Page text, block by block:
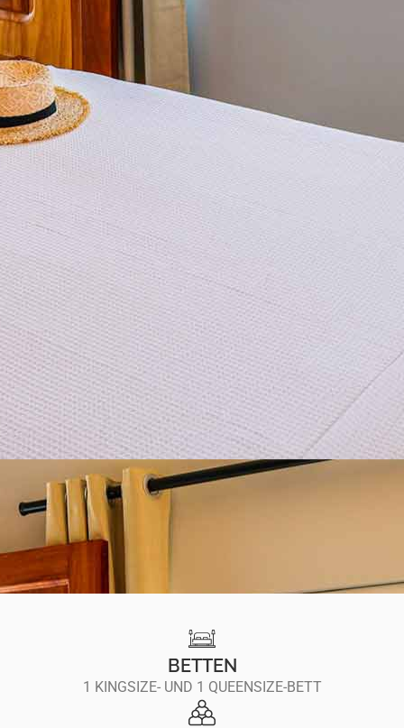
BETTEN
1 KINGSIZE- UND 1 QUEENSIZE-BETT